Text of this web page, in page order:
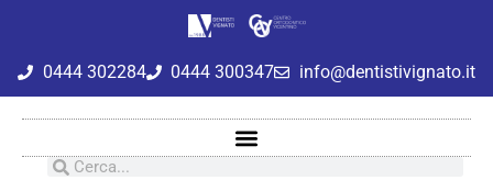
0444 302284 0444 300347 info@dentistivignato.it